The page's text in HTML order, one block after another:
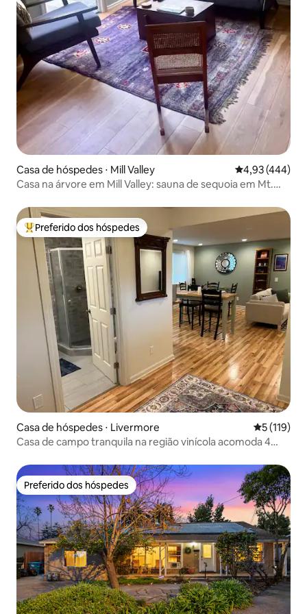
Casa de hóspedes ⋅ Mill Valley 4,93 de uma
4,93 (444)
Casa na árvore em Mill Valley: sauna de sequoia em Mt.
Entre os melhores preferidos dos hóspedes
Preferido dos hóspedes
Casa de hóspedes ⋅ Livermore 5 de uma
5 (119)
Casa de campo tranquila na região vinícola acomoda 4
Preferido dos hóspedes
Preferido dos hóspedes